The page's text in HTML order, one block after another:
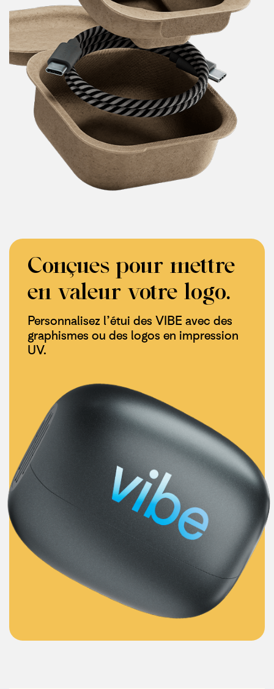
Conçues pour mettre
en valeur votre logo.
Personnalisez l’étui des VIBE avec des
graphismes ou des logos en impression
UV.